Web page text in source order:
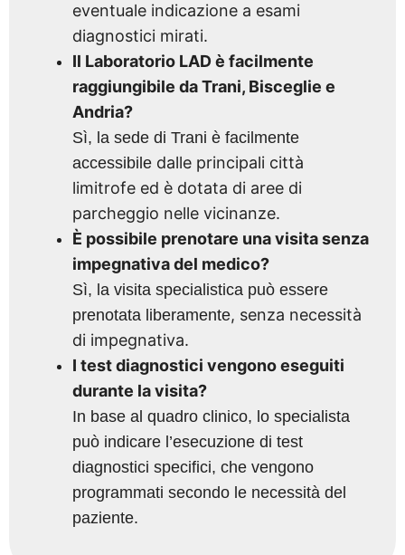
eventuale indicazione a esami
diagnostici mirati.
Il Laboratorio LAD è facilmente
raggiungibile da Trani, Bisceglie e
Andria?
Sì, la sede di Trani è facilmente
accessibile dalle principali città
limitrofe ed è dotata di aree di
parcheggio nelle vicinanze.
È possibile prenotare una visita senza
impegnativa del medico?
Sì, la visita specialistica può essere
prenotata liberamente, senza necessità
di impegnativa.
I test diagnostici vengono eseguiti
durante la visita?
In base al quadro clinico, lo specialista
può indicare l’esecuzione di test
diagnostici specifici, che vengono
programmati secondo le necessità del
paziente.